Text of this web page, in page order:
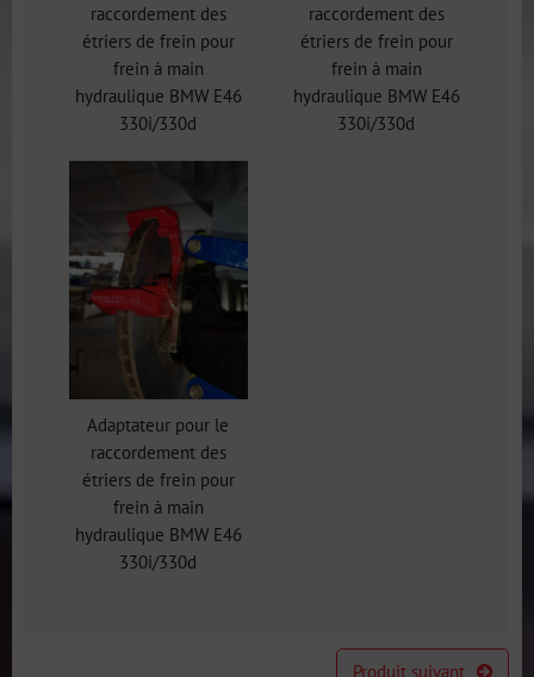
raccordement des
étriers de frein pour
frein à main
hydraulique BMW E46
330i/330d
raccordement des
étriers de frein pour
frein à main
hydraulique BMW E46
330i/330d
Adaptateur pour le
raccordement des
étriers de frein pour
frein à main
hydraulique BMW E46
330i/330d
Produit suivant